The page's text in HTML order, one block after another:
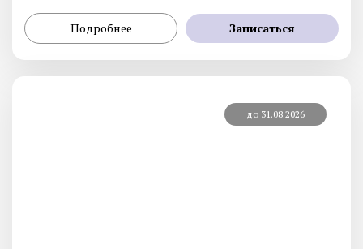
Подробнее Записаться
до 31.08.2026